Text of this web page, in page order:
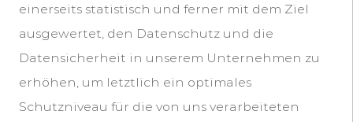
einerseits statistisch und ferner mit dem Ziel
ausgewertet, den Datenschutz und die
Datensicherheit in unserem Unternehmen zu
erhöhen, um letztlich ein optimales
Schutzniveau für die von uns verarbeiteten